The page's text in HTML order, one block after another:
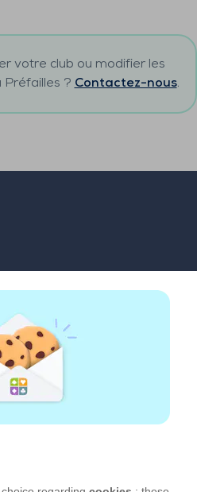
votre club ou modifier les
Préfailles ? Contactez-nous.